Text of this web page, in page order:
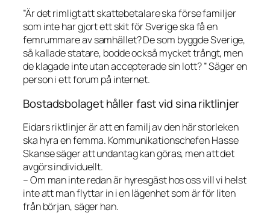
”Är det rimligt att skattebetalare ska förse familjer
som inte har gjort ett skit för Sverige ska få en
femrummare av samhället? De som byggde Sverige,
så kallade statare, bodde också mycket trångt, men
de klagade inte utan accepterade sin lott? ” Säger en
person i ett forum på internet.
Bostadsbolaget håller fast vid sina riktlinjer
Eidars riktlinjer är att en familj av den här storleken
ska hyra en femma. Kommunikationschefen Hasse
Skanse säger att undantag kan göras, men att det
avgörs individuellt.
– Om man inte redan är hyresgäst hos oss vill vi helst
inte att man flyttar in i en lägenhet som är för liten
från början, säger han.